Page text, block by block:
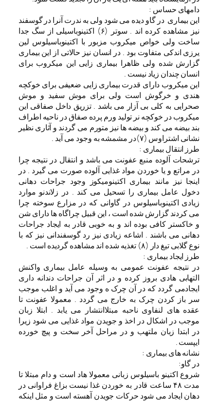
دامهای حساس :
این بیماری در گاو دیده می شود ولی به ندرت آنرا در گوسفند
نیز مشاهده کرده اند . سوتر (۶) اکتینوباسیلی از سگ جدا
ساخت ولی خواص میکروب مزبور با اکتینوباسیلوس لین
یرزی اندکی متفاوت بود . در انسان نیز حالاتی از این بیماری
گزارش شده ولی ظاهرا بیماری زایی این میکروب برای
انسان چندان زیاد نیست .
این میکروب دارای قدرت بیماری زایی ضعیفی برای خوکچه
هندی و خرگوش است ولی برای موش سفید و موش
صحرایی به کلی بی آزار می باشد . تزریق داخل صفاقی این
میکروب در خوکچه نر تولید ورم پرده صفاق در ناحیه اطراف
بند بیضه می کند و بیضه ها نیز متورم می گردند و آثاری نظیر
نشانی اشتراوس (۷)در مشمشه به وجود می آید .
طرز انتقال بیماری :
ترشحات آلوده منبع عفونت می باشد و انتقال در نتیجه چرا
در مراتع و یا خوردن مواد غذایی آلوده صورت می گیرد . در
اینجا نیز مانند بیماری اکتینومیکوز وجود جراحات دهانی
دخول عامل بیماری را تسحیل می کند . در زلاندنو موارد
زیادی اکتینوباسیلوس در گاوانی که در مزارع سوخته چرا
می کردند گزارش شده است ، این قبیل چراگاه ها دارای شن
و خاکستر کافی بوده اند و به خوبی قادر به ایجاد جراحات
دهانی می باشند . اشاعه زیادی نیز رد گوسفندانی نیز که با
نوع گلابی تیغ دار (۸) تغذیه شده اند مشاهده گردیده است .
طرز ایجاد بیماری :
در نتیجه عفونت عمومی به وسیله عامل بیماری واکنش
التهابی هادی بروز کرده و در اثر آن جراحات دندانه داری
ایجادمی گردد که در آن چرک ه وجود می آید و اغلب موجب
سر باز کردن چرک به خارج می گردد . معمولا عفونت تا
عقده های لنفاوی ناحبه مبتلاانتشار می یابد . ابتلا زبان
موجب در اشکال در اخذ و جویدن مواد غذایی می شود زیرا
در ابتدا زبان ملتهب و در مراحل آخر سخت و پیچ خورده
ایپست .
نشانه های بیماری :
در گاو:
شروع اکتینو باسیلوس زبانی معمولا هاد است و دام مبتلا تا
مدت ۴۸ ساعت قادر به خوردن غذا نیست بزاغ فراوانی در
دهان ایجاد می شود حرکات جویدن آهسته است و مثل اینکه